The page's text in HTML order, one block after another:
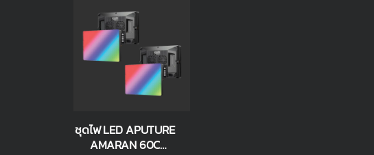
ชุดไฟ LED APUTURE
AMARAN 60C